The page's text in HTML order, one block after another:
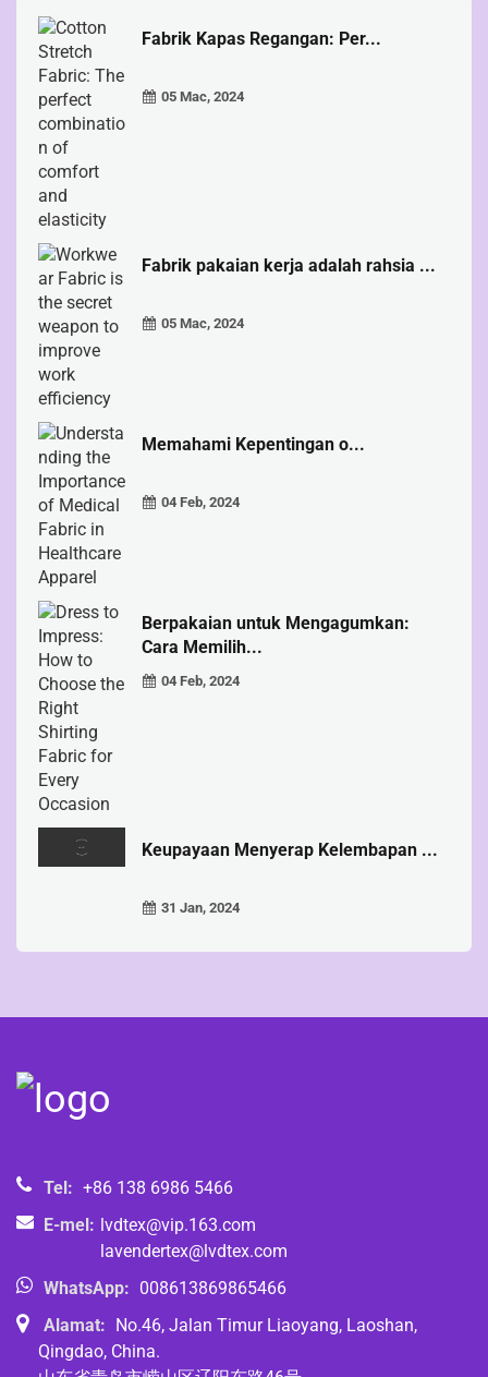
Fabrik Kapas Regangan: Per...
05 Mac, 2024
Fabrik pakaian kerja adalah rahsia ...
05 Mac, 2024
Memahami Kepentingan o...
04 Feb, 2024
Berpakaian untuk Mengagumkan:
Cara Memilih...
04 Feb, 2024
Keupayaan Menyerap Kelembapan ...
31 Jan, 2024
Tel: +86 138 6986 5466
E-mel: lvdtex@vip.163.com
lavendertex@lvdtex.com
WhatsApp: 008613869865466
Alamat: No.46, Jalan Timur Liaoyang, Laoshan,
Qingdao, China.